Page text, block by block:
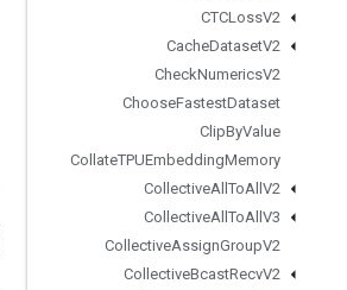
CTCLossV2
CacheDatasetV2
CheckNumericsV2
ChooseFastestDataset
ClipByValue
CollateTPUEmbeddingMemory
CollectiveAll ToAll V2
CollectiveAll ToAll V3
CollectiveAssignGroupV2
CollectiveBcastRecvV2